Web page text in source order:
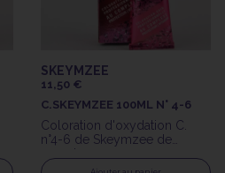
SKEYMZEE
11,50 €
C.SKEYMZEE 100ML N° 4-6
Coloration d'oxydation C.
n°4-6 de Skeymzee de
100ml